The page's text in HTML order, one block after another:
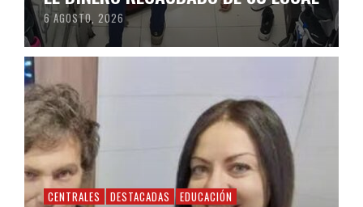
6 AGOSTO, 2026
CENTRALES DESTACADAS EDUCACIÓN